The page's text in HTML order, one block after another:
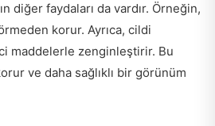
diğer faydaları da vardır. Örneğin,
korur. Ayrıca, cildi
maddelerle zenginleştirir. Bu
ve daha sağlıklı bir görünüm